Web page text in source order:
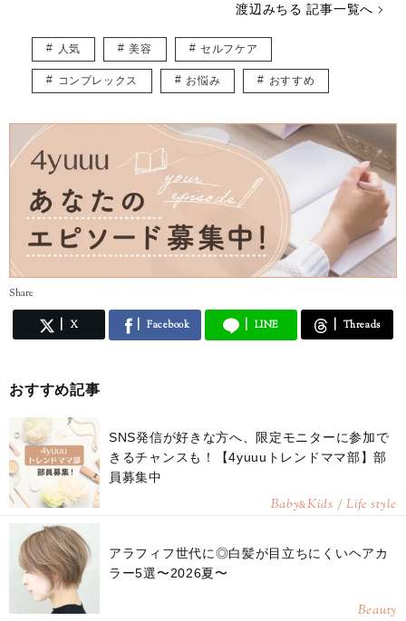
主婦・ママ・大人女子のみなさんの毎日が、ちょっと楽しくなる記事を
お届けしていきます。
渡辺みちる 記事一覧へ
人気 美容 セルフケア
コンプレックス お悩み おすすめ
Share
X Facebook LINE Threads
おすすめ記事
SNS発信が好きな方へ、限定モニターに参加で
きるチャンスも！【4yuuuトレンドママ部】部
員募集中
Baby&Kids / Life style
アラフィフ世代に◎白髪が目立ちにくいヘアカ
ラー5選〜2026夏〜
Beauty